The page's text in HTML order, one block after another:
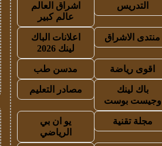
التدريس
اشراق العالم
عالم كبير
منتدى الاشراق
اعلانات الباك
لينك 2026
اقوى رياضة مدسن طب
باك لينك
وجيست بوست
مصادر التعليم
مجلة تقنية
يو ان بي
الرياضي